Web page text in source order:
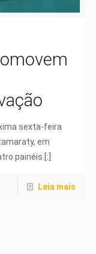
sexta-feira
em
painéis.[:]
Leia mais